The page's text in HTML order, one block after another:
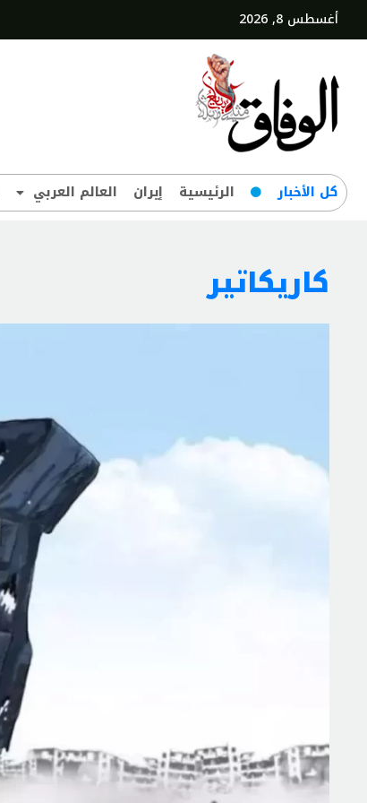
أغسطس 8, 2026
کل‌ الأخبار الرئيسية إيران العالم العربي
کاریکاتیر